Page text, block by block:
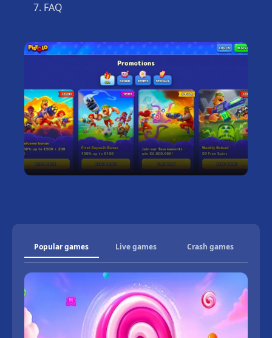
FAQ
Popular games Live games Crash games